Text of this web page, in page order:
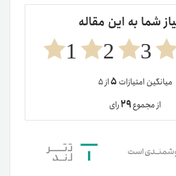
شما به این مقاله
3
2
1
میانگین امتیازات ۵از ۵
از مجموع۲۹رای